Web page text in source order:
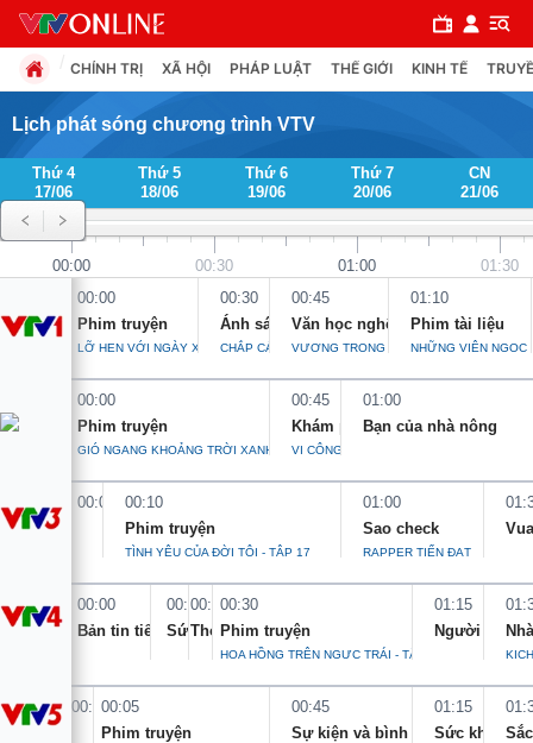
Chuyên mục
Chính trị
Xã hội
Pháp luật
Thế giới
Thế giới đó đây
Câu chuyện quốc tế
Kinh tế
Tài chính
Thị trường
Góc doanh nghiệp
Truyền hình
CHÍNH TRỊ XÃ HỘI PHÁP LUẬT THẾ GIỚI KINH TẾ
Lịch phát sóng chương trình VTV
Thứ 4
17/06
Thứ 5
18/06
Thứ 6
19/06
Thứ 7
20/06
CN
21/06
00:00 00:30 01:00
01:30
00:00
Phim truyện
LỠ HẸN VỚI NGÀY XANH - TẬP 33
00:30
Ánh sáng tri thức
CHẮP CÁNH ƯỚC MƠ
00:45
Văn học nghệ thuật
VƯƠNG TRỌNG - THƠ ĐỂ CHUYỂN TẢI
01:10
Phim tài liệu
NHỮNG VIÊN NGỌC
00:00
Phim truyện
GIÓ NGANG KHOẢNG TRỜI XANH - TẬP 5
00:45
Khám phá Việt Nam
VỊ CÔNG THẦN THỜI LÝ
01:00
Bạn của nhà nông
00:00
00:10
Phim truyện
TÌNH YÊU CỦA ĐỜI TÔI - TẬP 17
01:00
Sao check
RAPPER TIẾN ĐẠT
00:00
Bản tin tiếng Việt 0h
00:20
Sức sống thể thao
00:25
Thời tiết du lịch
00:30
Phim truyện
HOA HỒNG TRÊN NGỰC TRÁI - TẬP 11
01:15
Người Việt
00:0000:05
Phim truyện
00:45
Sự kiện và bình luận
01:15
Sức khỏe và